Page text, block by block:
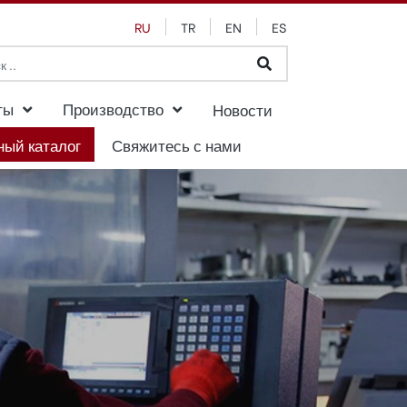
RU TR EN ES
Производство
Новости
каталог
Свяжитесь с нами